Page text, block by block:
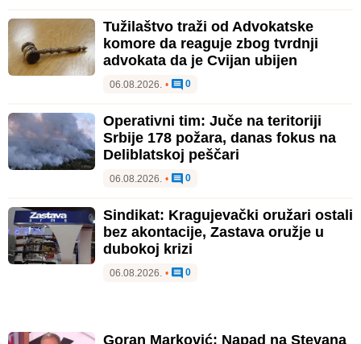
Tužilaštvo traži od Advokatske
komore da reaguje zbog tvrdnji
advokata da je Cvijan ubijen
06.08.2026. • 0
Operativni tim: Juče na teritoriji
Srbije 178 požara, danas fokus na
Deliblatskoj peščari
06.08.2026. • 0
Sindikat: Kragujevački oružari ostali
bez akontacije, Zastava oružje u
dubokoj krizi
06.08.2026. • 0
Goran Marković: Napad na Stevana